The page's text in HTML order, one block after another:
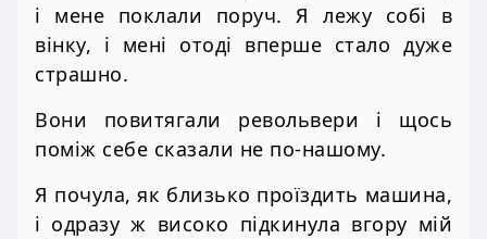
і мене поклали поруч. Я лежу собі в
вінку, і мені отоді вперше стало дуже
страшно.
Вони повитягали револьвери і щось
поміж себе сказали не по-нашому.
Я почула, як близько проїздить машина,
і одразу ж високо підкинула вгору мій